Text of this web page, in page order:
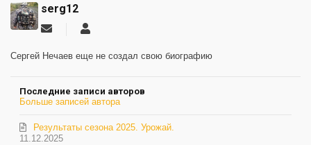
serg12
Подписаться
обновление
Сергей Нечаев еще не создал свою биографию
Последние записи авторов
Больше записей автора
11.12.2025
Результаты сезона 2025. Урожай.